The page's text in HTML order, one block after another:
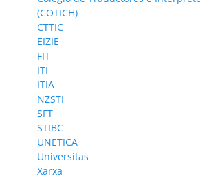
(COTICH)
CTTIC
EIZIE
FIT
ITI
ITIA
NZSTI
SFT
STIBC
UNETICA
Universitas
Xarxa